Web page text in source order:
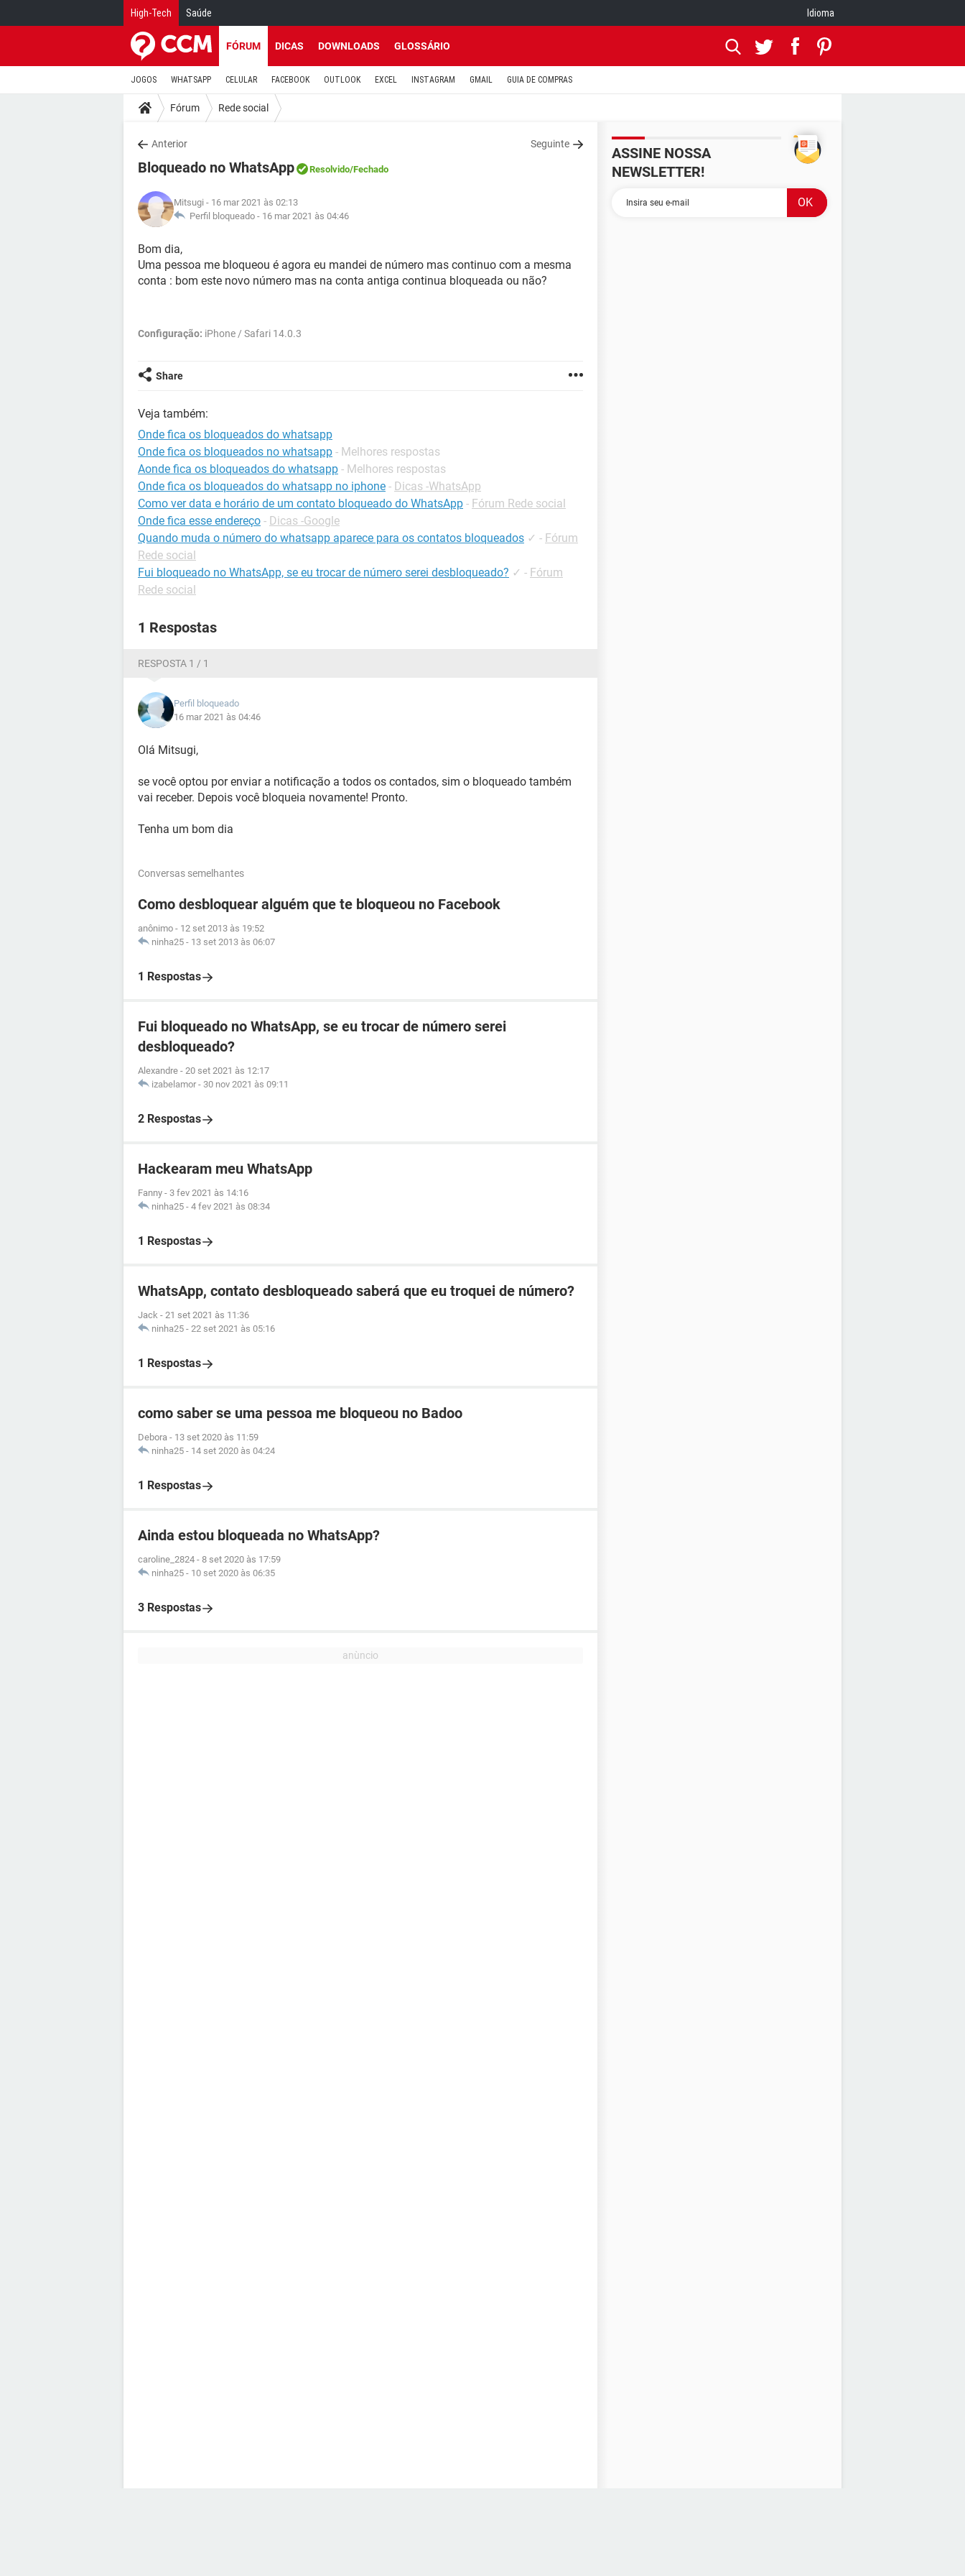
High-Tech Saúde Idioma
FÓRUM DICAS DOWNLOADS GLOSSÁRIO
JOGOS WHATSAPP CELULAR FACEBOOK OUTLOOK EXCEL INSTAGRAM GMAIL GUIA DE COMPRAS
Fórum Rede social
Anterior Seguinte
Bloqueado no WhatsApp Resolvido/Fechado
Mitsugi - 16 mar 2021 às 02:13
Perfil bloqueado - 16 mar 2021 às 04:46
Bom dia,
Uma pessoa me bloqueou é agora eu mandei de número mas continuo com a mesma
conta : bom este novo número mas na conta antiga continua bloqueada ou não?
Configuração: iPhone / Safari 14.0.3
Share
Veja também:
Onde fica os bloqueados do whatsapp
Onde fica os bloqueados no whatsapp - Melhores respostas
Aonde fica os bloqueados do whatsapp - Melhores respostas
Onde fica os bloqueados do whatsapp no iphone - Dicas -WhatsApp
Como ver data e horário de um contato bloqueado do WhatsApp - Fórum Rede social
Onde fica esse endereço - Dicas -Google
Quando muda o número do whatsapp aparece para os contatos bloqueados ✓ - Fórum
Rede social
Fui bloqueado no WhatsApp, se eu trocar de número serei desbloqueado? ✓ - Fórum
Rede social
1 Respostas
RESPOSTA 1 / 1
Perfil bloqueado
16 mar 2021 às 04:46
Olá Mitsugi,
se você optou por enviar a notificação a todos os contados, sim o bloqueado também
vai receber. Depois você bloqueia novamente! Pronto.
Tenha um bom dia
Conversas semelhantes
Como desbloquear alguém que te bloqueou no Facebook
anônimo - 12 set 2013 às 19:52
ninha25 - 13 set 2013 às 06:07
1 Respostas
Fui bloqueado no WhatsApp, se eu trocar de número serei
desbloqueado?
Alexandre - 20 set 2021 às 12:17
izabelamor - 30 nov 2021 às 09:11
2 Respostas
Hackearam meu WhatsApp
Fanny - 3 fev 2021 às 14:16
ninha25 - 4 fev 2021 às 08:34
1 Respostas
WhatsApp, contato desbloqueado saberá que eu troquei de número?
Jack - 21 set 2021 às 11:36
ninha25 - 22 set 2021 às 05:16
1 Respostas
como saber se uma pessoa me bloqueou no Badoo
Debora - 13 set 2020 às 11:59
ninha25 - 14 set 2020 às 04:24
1 Respostas
Ainda estou bloqueada no WhatsApp?
caroline_2824 - 8 set 2020 às 17:59
ninha25 - 10 set 2020 às 06:35
3 Respostas
ASSINE NOSSA
NEWSLETTER!